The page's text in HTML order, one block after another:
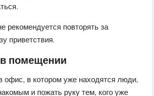
рекомендуется повторять за
приветствия.
помещении
офис, в котором уже находятся люди,
и пожать руку тем, кого уже